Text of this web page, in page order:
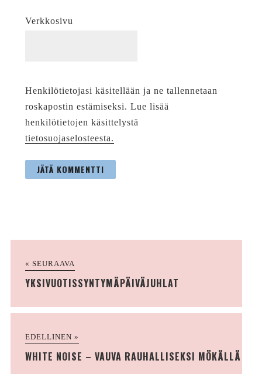
Verkkosivu
Henkilötietojasi käsitellään ja ne tallennetaan
roskapostin estämiseksi. Lue lisää
henkilötietojen käsittelystä
tietosuojaselosteesta.
« SEURAAVA
YKSIVUOTISSYNTYMÄPÄIVÄJUHLAT
EDELLINEN »
WHITE NOISE – VAUVA RAUHALLISEKSI MÖKÄLLÄ